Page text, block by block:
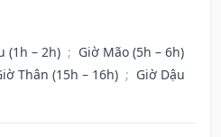
(1h – 2h) ; Giờ Mão (5h – 6h)
Thân (15h – 16h) ; Giờ Dậu